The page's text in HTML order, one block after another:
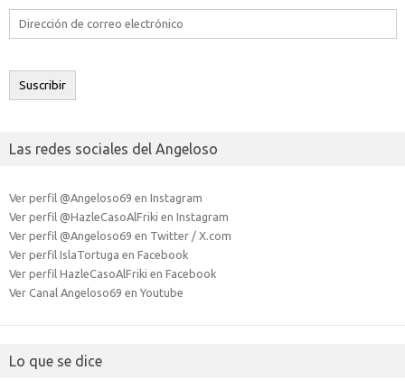
Dirección
electrónico
Suscribir
Las redes sociales del Angeloso
Ver perfil @Angeloso69 en Instagram
Ver perfil @HazleCasoAlFriki en Instagram
Ver perfil @Angeloso69 en Twitter / X.com
Ver perfil IslaTortuga en Facebook
Ver perfil HazleCasoAlFriki en Facebook
Ver Canal Angeloso69 en Youtube
Lo que se dice